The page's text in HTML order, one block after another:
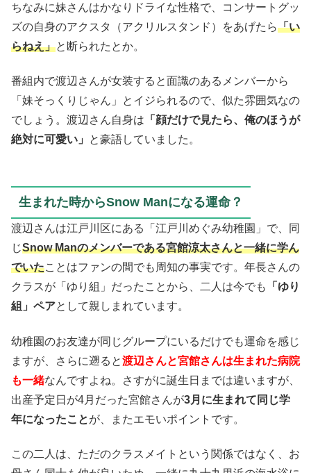
ちなみに妹さんはかなりドライな性格で、コンサートグッ
ズの自身のアクスタ（アクリルスタンド）をあげたら「い
らねえ」と断られたとか。
番組内で渡辺さんが女装すると面識のあるメンバーから
「妹そっくりじゃん」とイジられるので、似た雰囲気なの
でしょう。渡辺さん自身は 「顔だけで見たら、俺のほうが
絶対に可愛い」
と豪語していました。
生まれた時からSnow Manになる運命？
渡辺さんは江戸川区にある「江戸川めぐみ幼稚園」で、同
じSnow Manのメンバーである宮館涼太さんと一緒に学ん
でいたことはファンの間でも周知の事実です。年長さんの
クラスが「ゆり組」だったことから、二人は今でも
「ゆり
組」ペアとして親しまれています。
幼稚園のお友達が同じグループにいるだけでも運命を感じ
ますが、さらに遡ると渡辺さんと宮館さんは生まれた病院
も一緒なんですよね。さすがに誕生日までは違いますが、
出産予定日が4月だった宮館さんが3月に生まれて同じ学
年になったことが、またエモいポイントです。
この二人は、ただのクラスメイトという関係ではなく、お